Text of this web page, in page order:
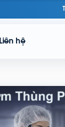
Liên hệ